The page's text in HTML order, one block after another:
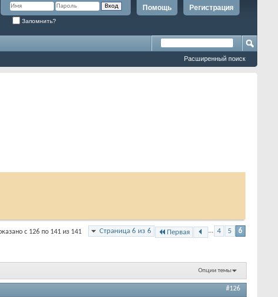
Регистрация
Помощь
Запомнить?
Расширенный поиск
Страница 6 из 6 Первая ... 4 5 6
с 126 по 141 из 141
Опции темы
#126